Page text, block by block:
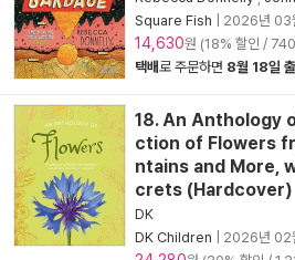
Square Fish
2026년 03
14,630원 (18% 할인 /
택배로 주문하면 8월 18일
18. An Anthology
ction of Flowers
ntains and More,
crets (Hardcover)
DK
DK Children
2026년 02